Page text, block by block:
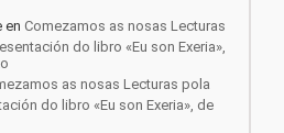
en Comezamos as nosas Lecturas
do libro «Eu son Exeria»,
as nosas Lecturas pola
do libro «Eu son Exeria», de